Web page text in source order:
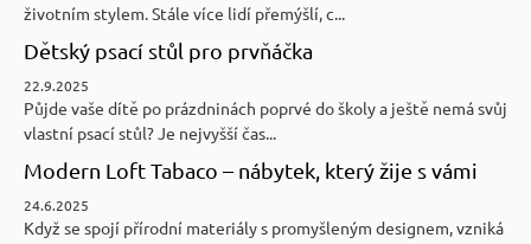
životním stylem. Stále více lidí přemýšlí, c...
Dětský psací stůl pro prvňáčka
22.9.2025
Půjde vaše dítě po prázdninách poprvé do školy a ještě nemá svůj
vlastní psací stůl? Je nejvyšší čas...
Modern Loft Tabaco – nábytek, který žije s vámi
24.6.2025
Když se spojí přírodní materiály s promyšleným designem, vzniká